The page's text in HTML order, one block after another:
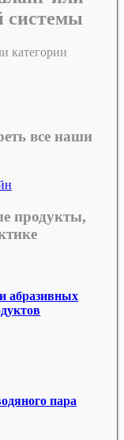
системы
категории
все наши
продукты,
абразивных
пара